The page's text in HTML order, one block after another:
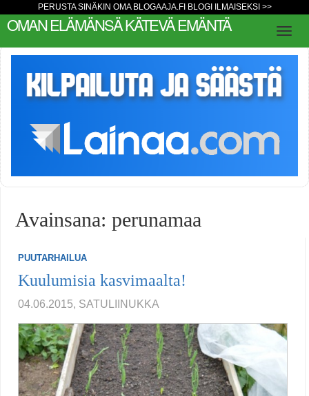
PERUSTA SINÄKIN OMA BLOGAAJA.FI BLOGI ILMAISEKSI >>
OMAN ELÄMÄNSÄ KÄTEVÄ EMÄNTÄ
Avainsana: perunamaa
PUUTARHAILUA
Kuulumisia kasvimaalta!
04.06.2015, SATULIINUKKA